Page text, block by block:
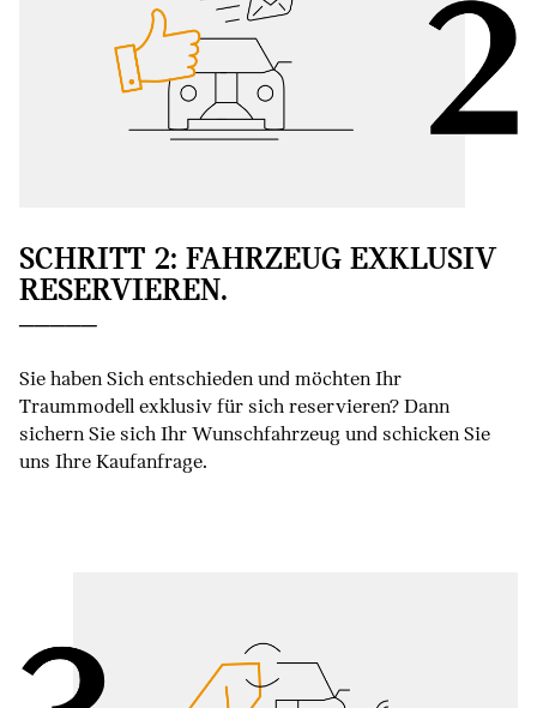
SCHRITT 2: FAHRZEUG EXKLUSIV
RESERVIEREN.
Sie haben Sich entschieden und möchten Ihr
Traummodell exklusiv für sich reservieren? Dann
sichern Sie sich Ihr Wunschfahrzeug und schicken Sie
uns Ihre Kaufanfrage.